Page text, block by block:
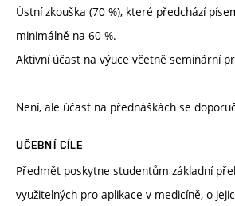
Ústní zkouška (70 %), které předchází
minimálně na 60 %.
Aktivní účast na výuce včetně seminární
Není, ale účast na přednáškách se
UČEBNÍ CÍLE
Předmět poskytne studentům základní
využitelných pro aplikace v medicíně, o